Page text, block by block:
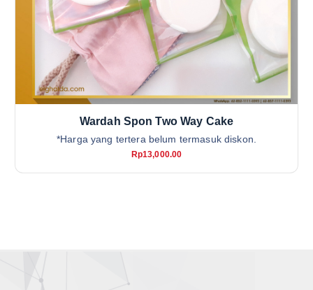
Wardah Spon Two Way Cake
*Harga yang tertera belum termasuk diskon.
Rp13,000.00